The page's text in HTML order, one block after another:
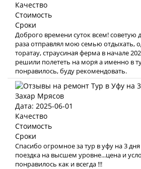
Качество
Стоимость
Сроки
Доброго времени суток всем! советую
раза отправлял мою семью отдыхать,
торатау, страусиная ферма в начале
решили полететь на моря а именно в
понравилось, буду рекомендовать.
Захар Мрясов
Дата: 2025-06-01
Качество
Стоимость
Сроки
Спасибо огромное за тур в уфу на 3
поездка на высшем уровне...цена и
понравилось как и всегда !!!